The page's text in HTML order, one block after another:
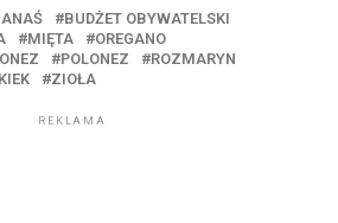
BUDŻET OBYWATELSKI
MIĘTA
OREGANO
POLONEZ
ROZMARYN
ZIOŁA
REKLAMA